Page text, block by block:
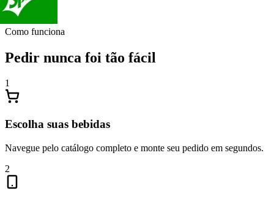
Como funciona
Pedir nunca foi tão fácil
1
Escolha suas bebidas
Navegue pelo catálogo completo e monte seu pedido em segundos.
2